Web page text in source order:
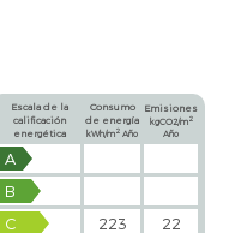
Escala de la
calificación
energética
Consumo
de energía
kWh/m2 Año
Emisiones
kgCO2/m 2
Año
A
B
C
223
22